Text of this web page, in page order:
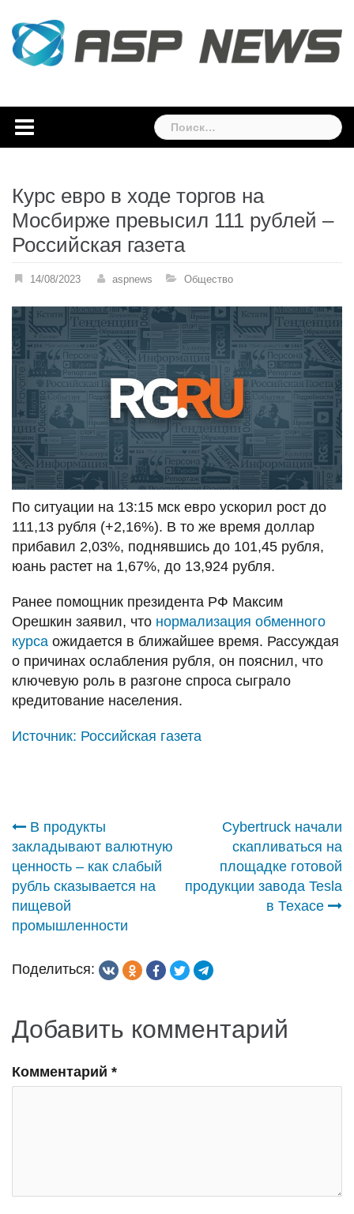
content
Найти:
Курс евро в ходе торгов на
Мосбирже превысил 111 рублей –
Российская газета
14/08/2023 aspnews Общество
По ситуации на 13:15 мск евро ускорил рост до
111,13 рубля (+2,16%). В то же время доллар
прибавил 2,03%, поднявшись до 101,45 рубля,
юань растет на 1,67%, до 13,924 рубля.
Ранее помощник президента РФ Максим
Орешкин заявил, что нормализация обменного
курса ожидается в ближайшее время. Рассуждая
о причинах ослабления рубля, он пояснил, что
ключевую роль в разгоне спроса сыграло
кредитование населения.
Источник: Российская газета
Навигация
по
записям
В продукты
закладывают валютную
ценность – как слабый
рубль сказывается на
пищевой
промышленности
Cybertruck начали
скапливаться на
площадке готовой
продукции завода Tesla
в Техасе
Поделиться:
Добавить комментарий
Комментарий *